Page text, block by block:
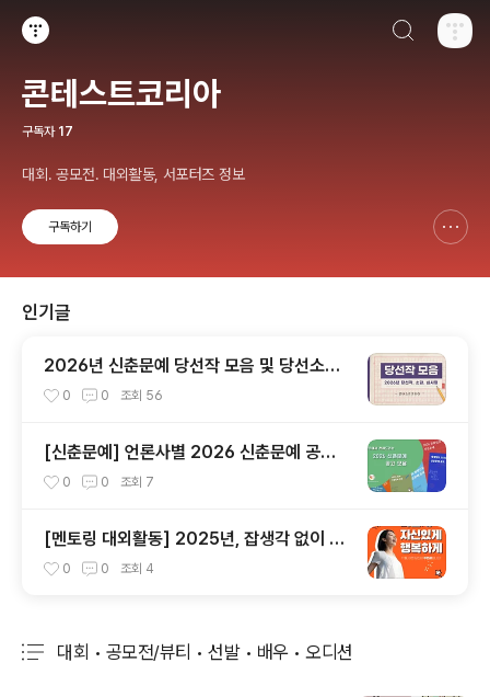
콘테스트코리아
구독자 17
대회. 공모전. 대외활동, 서포터즈 정보
구독하기
인기글
2026년 신춘문예 당선작 모음 및 당선소감,
심사평 총정리
0 0 조회 56
[신춘문예] 언론사별 2026 신춘문예 공고
모음
0 0 조회 7
[멘토링 대외활동] 2025년, 잡생각 없이 가
장 '나답게' 성공하는 법 ㅣ자기계발 명상캠프
0 0 조회 4
대회 • 공모전/뷰티 • 선발 • 배우 • 오디션